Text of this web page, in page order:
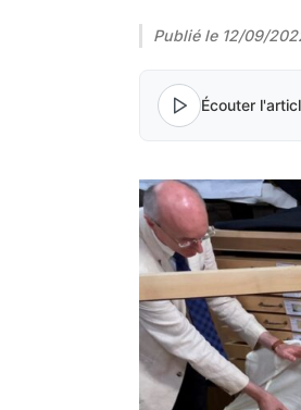
Publié le 12/09/
Écouter